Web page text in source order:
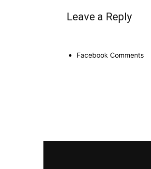
Leave a Reply
Facebook Comments